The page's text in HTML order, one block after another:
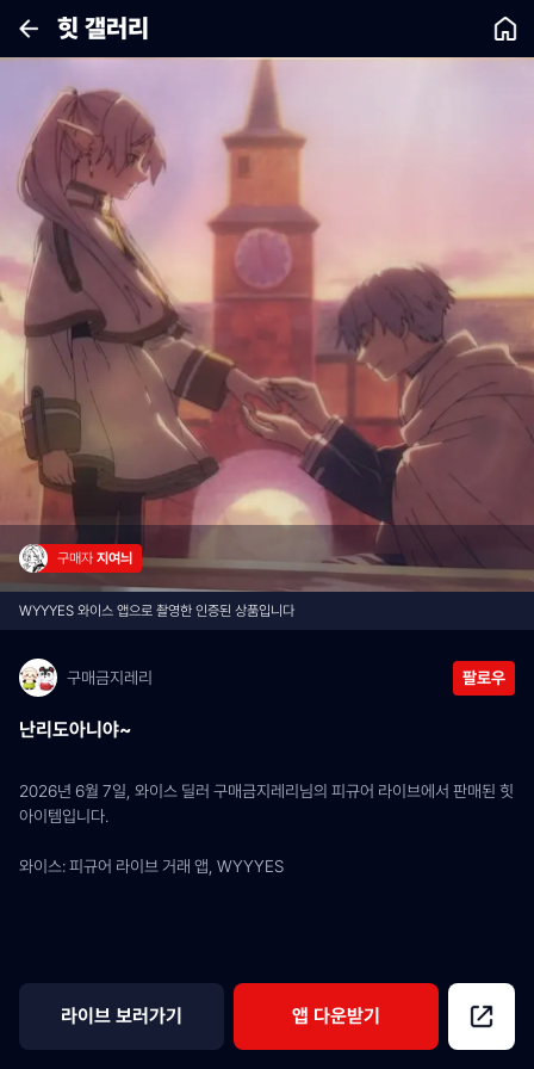
힛 갤러리
구매자 지여늬
WYYYES 와이스 앱으로 촬영한 인증된 상품입니다
구매금지레리 팔로우
난리도아니야~
2026년 6월 7일, 와이스 딜러 구매금지레리님의 피규어 라이브에서 판매된 힛
아이템입니다.
와이스: 피규어 라이브 거래 앱, WYYYES
라이브 보러가기 앱 다운받기